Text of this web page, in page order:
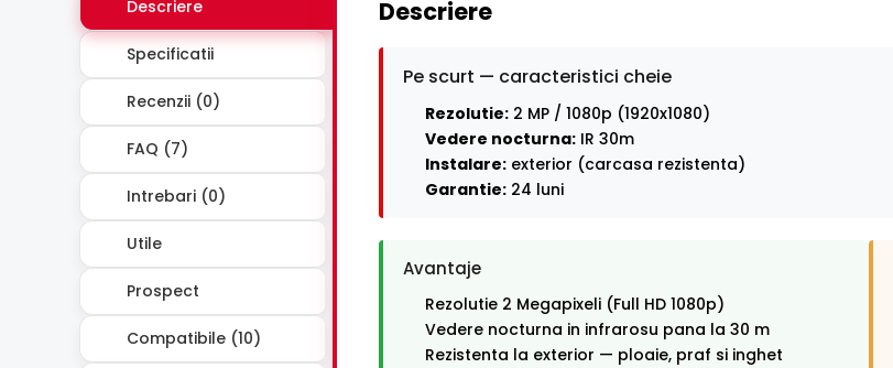
Descriere
Specificatii
Recenzii (0)
FAQ (7)
Intrebari (0)
Utile
Prospect
Compatibile (10)
Descriere
Pe scurt — caracteristici cheie
Rezolutie: 2 MP / 1080p (1920x1080)
Vedere nocturna: IR 30m
Instalare: exterior (carcasa rezistenta)
Garantie: 24 luni
Avantaje
Rezolutie 2 Megapixeli (Full HD 1080p)
Vedere nocturna in infrarosu pana la 30 m
Rezistenta la exterior — ploaie, praf si inghet